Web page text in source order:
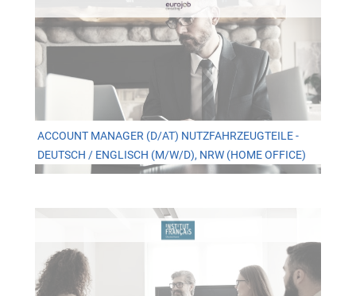
ACCOUNT MANAGER (D/AT) NUTZFAHRZEUGTEILE -
DEUTSCH / ENGLISCH (M/W/D), NRW (HOME OFFICE)